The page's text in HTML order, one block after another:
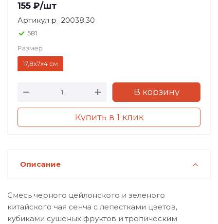
155 ₽/шт
Артикул p_20038.30
581
Размер
17,8x7x4 см
В корзину
Купить в 1 клик
Описание
Смесь черного цейлонского и зеленого
китайского чая сенча с лепестками цветов,
кубиками сушеных фруктов и тропическим